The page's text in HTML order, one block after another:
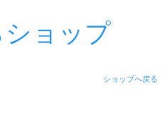
ショップ
ショップへ戻る